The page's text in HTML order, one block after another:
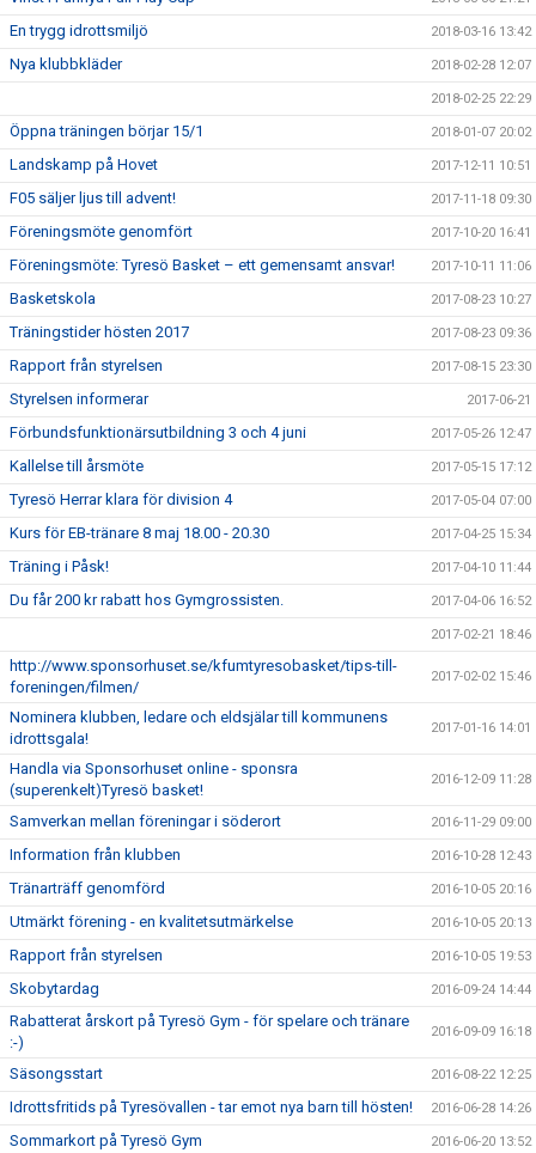
En trygg idrottsmiljö 2018-03-16 13:42
Nya klubbkläder 2018-02-28 12:07
2018-02-25 22:29
Öppna träningen börjar 15/1 2018-01-07 20:02
Landskamp på Hovet 2017-12-11 10:51
F05 säljer ljus till advent! 2017-11-18 09:30
Föreningsmöte genomfört 2017-10-20 16:41
Föreningsmöte: Tyresö Basket – ett gemensamt ansvar! 2017-10-11 11:06
Basketskola 2017-08-23 10:27
Träningstider hösten 2017 2017-08-23 09:36
Rapport från styrelsen 2017-08-15 23:30
Styrelsen informerar 2017-06-21
Förbundsfunktionärsutbildning 3 och 4 juni 2017-05-26 12:47
Kallelse till årsmöte 2017-05-15 17:12
Tyresö Herrar klara för division 4 2017-05-04 07:00
Kurs för EB-tränare 8 maj 18.00 - 20.30 2017-04-25 15:34
Träning i Påsk! 2017-04-10 11:44
Du får 200 kr rabatt hos Gymgrossisten. 2017-04-06 16:52
2017-02-21 18:46
http://www.sponsorhuset.se/kfumtyresobasket/tips-till-
foreningen/filmen/
2017-02-02 15:46
Nominera klubben, ledare och eldsjälar till kommunens
idrottsgala!
2017-01-16 14:01
Handla via Sponsorhuset online - sponsra
(superenkelt)Tyresö basket!
2016-12-09 11:28
Samverkan mellan föreningar i söderort 2016-11-29 09:00
Information från klubben 2016-10-28 12:43
Tränarträff genomförd 2016-10-05 20:16
Utmärkt förening - en kvalitetsutmärkelse 2016-10-05 20:13
Rapport från styrelsen 2016-10-05 19:53
Skobytardag 2016-09-24 14:44
Rabatterat årskort på Tyresö Gym - för spelare och tränare
:-)
2016-09-09 16:18
Säsongsstart 2016-08-22 12:25
Idrottsfritids på Tyresövallen - tar emot nya barn till hösten! 2016-06-28 14:26
Sommarkort på Tyresö Gym 2016-06-20 13:52